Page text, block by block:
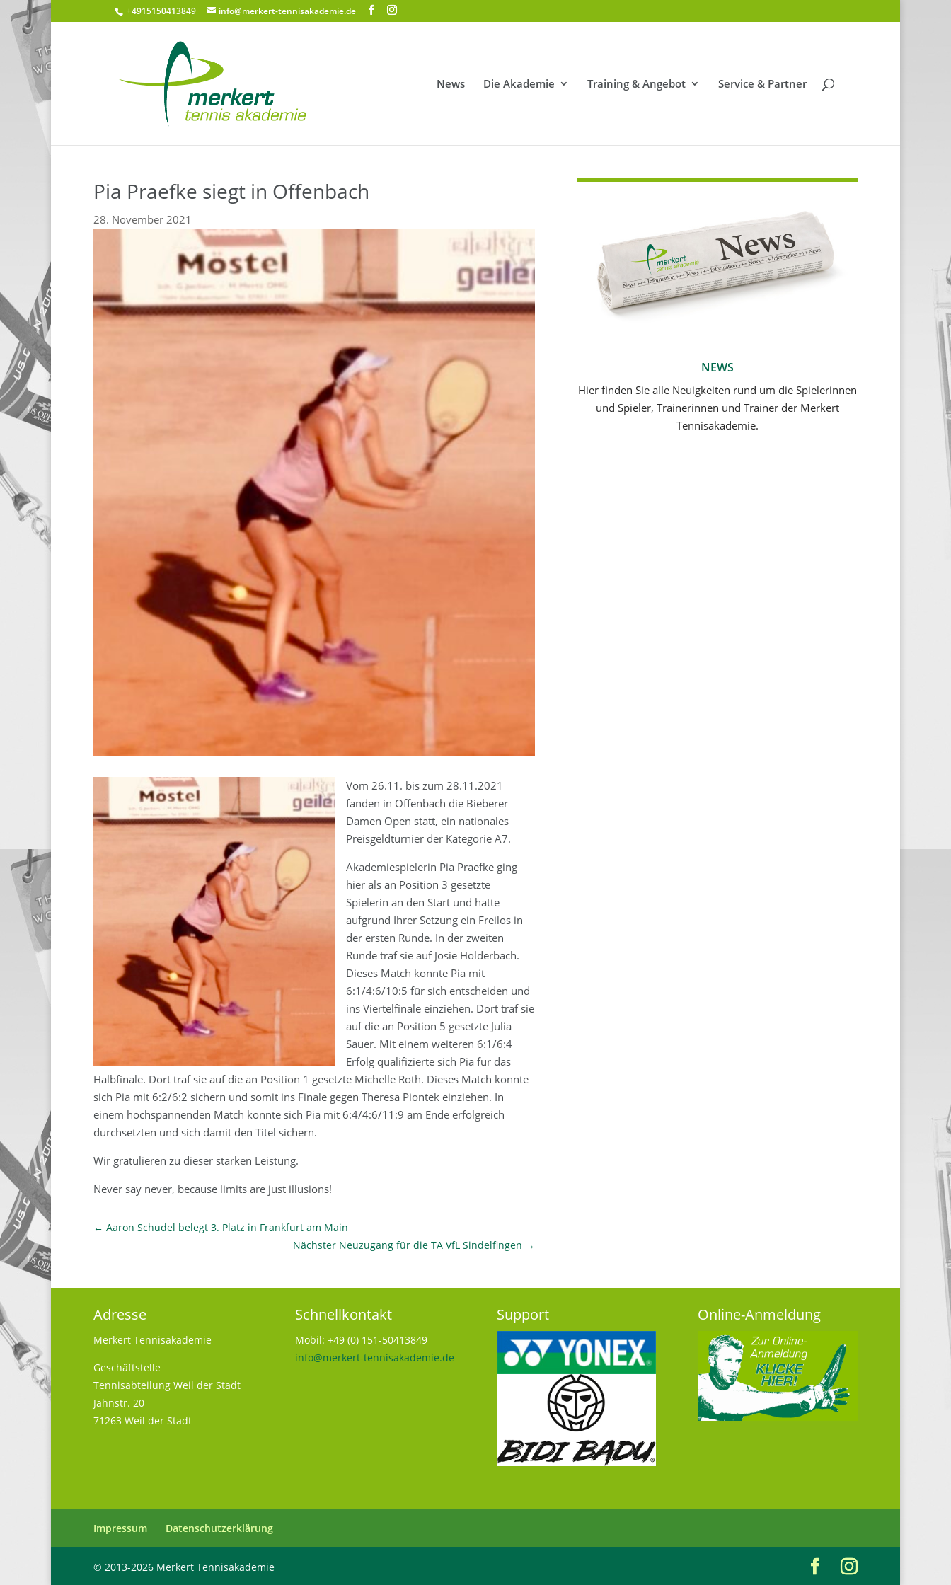
+4915150413849 info@merkert-tennisakademie.de
News Die Akademie Training & Angebot Service & Partner
Pia Praefke siegt in Offenbach
28. November 2021
Vom 26.11. bis zum 28.11.2021
fanden in Offenbach die Bieberer
Damen Open statt, ein nationales
Preisgeldturnier der Kategorie A7.
Akademiespielerin Pia Praefke ging
hier als an Position 3 gesetzte
Spielerin an den Start und hatte
aufgrund Ihrer Setzung ein Freilos in
der ersten Runde. In der zweiten
Runde traf sie auf Josie Holderbach.
Dieses Match konnte Pia mit
6:1/4:6/10:5 für sich entscheiden und
ins Viertelfinale einziehen. Dort traf sie
auf die an Position 5 gesetzte Julia
Sauer. Mit einem weiteren 6:1/6:4
Erfolg qualifizierte sich Pia für das
Halbfinale. Dort traf sie auf die an Position 1 gesetzte Michelle Roth. Dieses Match konnte
sich Pia mit 6:2/6:2 sichern und somit ins Finale gegen Theresa Piontek einziehen. In
einem hochspannenden Match konnte sich Pia mit 6:4/4:6/11:9 am Ende erfolgreich
durchsetzten und sich damit den Titel sichern.
Wir gratulieren zu dieser starken Leistung.
Never say never, because limits are just illusions!
← Aaron Schudel belegt 3. Platz in Frankfurt am Main
Nächster Neuzugang für die TA VfL Sindelfingen →
NEWS
Hier finden Sie alle Neuigkeiten rund um die Spielerinnen
und Spieler, Trainerinnen und Trainer der Merkert
Tennisakademie.
Adresse
Merkert Tennisakademie
Geschäftstelle
Tennisabteilung Weil der Stadt
Jahnstr. 20
71263 Weil der Stadt
Schnellkontakt
Mobil: +49 (0) 151-50413849
info@merkert-tennisakademie.de
Support Online-Anmeldung
Impressum Datenschutzerklärung
© 2013-2026 Merkert Tennisakademie